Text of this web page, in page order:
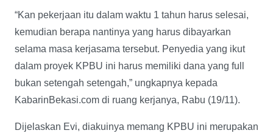
“Kan pekerjaan itu dalam waktu 1 tahun harus selesai,
kemudian berapa nantinya yang harus dibayarkan
selama masa kerjasama tersebut. Penyedia yang ikut
dalam proyek KPBU ini harus memiliki dana yang full
bukan setengah setengah,” ungkapnya kepada
KabarinBekasi.com di ruang kerjanya, Rabu (19/11).
Dijelaskan Evi, diakuinya memang KPBU ini merupakan